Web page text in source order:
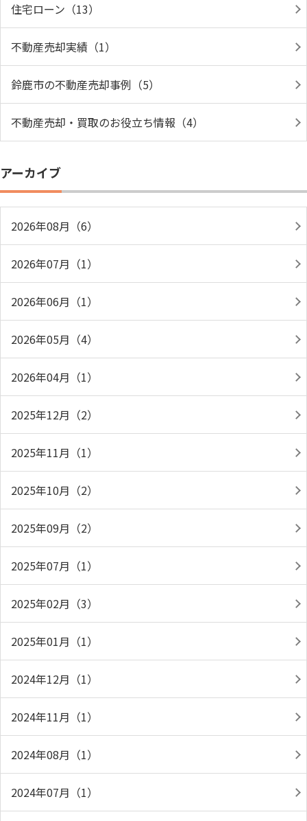
住宅ローン（13）
不動産売却実績（1）
鈴鹿市の不動産売却事例（5）
不動産売却・買取のお役立ち情報（4）
アーカイブ
2026年08月（6）
2026年07月（1）
2026年06月（1）
2026年05月（4）
2026年04月（1）
2025年12月（2）
2025年11月（1）
2025年10月（2）
2025年09月（2）
2025年07月（1）
2025年02月（3）
2025年01月（1）
2024年12月（1）
2024年11月（1）
2024年08月（1）
2024年07月（1）